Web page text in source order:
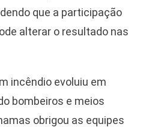
que a participação
alterar o resultado nas
incêndio evoluiu em
bombeiros e meios
obrigou as equipes